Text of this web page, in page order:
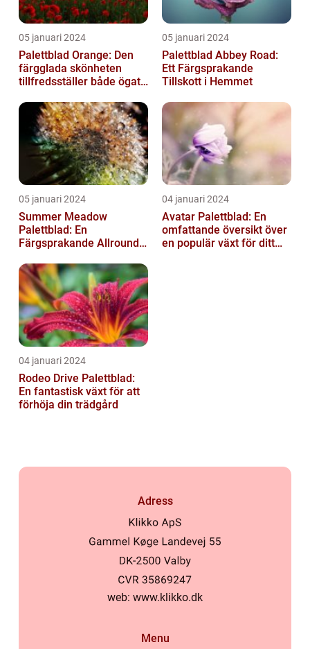
05 januari 2024
Palettblad Orange: Den
färgglada skönheten
tillfredsställer både ögat
05 januari 2024
Palettblad Abbey Road:
Ett Färgsprakande
Tillskott i Hemmet
05 januari 2024
Summer Meadow
Palettblad: En
Färgsprakande Allround-
04 januari 2024
Avatar Palettblad: En
omfattande översikt över
en populär växt för ditt
04 januari 2024
Rodeo Drive Palettblad:
En fantastisk växt för att
förhöja din trädgård
Adress
web: www.klikko.dk
Menu